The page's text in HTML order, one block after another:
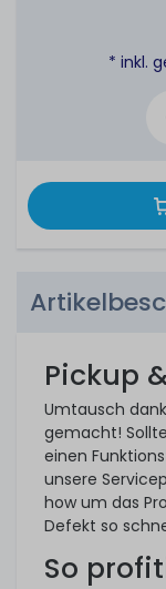
* inkl.
Pickup
Umtausch
gemacht!
einen
unsere
how um das
Defekt so
So